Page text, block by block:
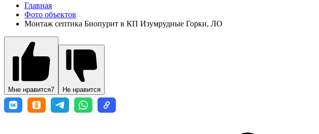
Главная
Фото объектов
Монтаж септика Биопурит в КП Изумрудные Горки, ЛО
Мне нравится7 Не нравится